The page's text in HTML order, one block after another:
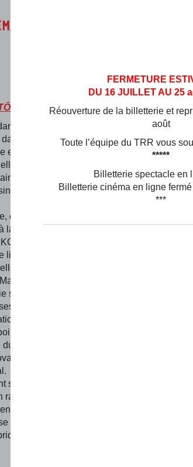
FERMETURE
DU 16 JUILLET AU 25
Réouverture de la billetterie et
août
Toute l’équipe du TRR vous
*****
Billetterie spectacle en
Billetterie cinéma en ligne
***
l’âme, Johana
ancrée, fluctuante
et danseuse interprète
pose le corps au
l’articuler autour de
et parfois
elle se forme au
la Alvin Ailey School,
en Israël, puis
en Arts du
travaille avec les
et RIFT.
sa première pièce
en Israël. En 2017,
de
de départ de la
Concours
et présentée en
sur
au temps par le
sensuelle et
physique et exigeante,
de la Danse.